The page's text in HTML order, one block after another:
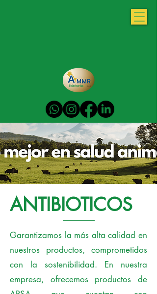
ANTIBIOTICOS
Garantizamos la más alta calidad en
nuestros productos, comprometidos
con la sostenibilidad. En nuestra
empresa, ofrecemos productos de